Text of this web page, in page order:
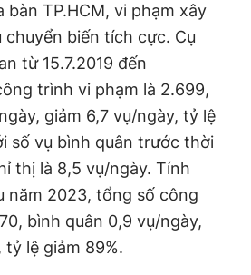
Bạn cần biết
Liên hệ quảng cáo
điện thoại
bàn TP.HCM, vi phạm xây
chuyển biến tích cực. Cụ
từ 15.7.2019 đến
trình vi phạm là 2.699,
giảm 6,7 vụ/ngày, tỷ lệ
số vụ bình quân trước thời
thị là 8,5 vụ/ngày. Tính
năm 2023, tổng số công
bình quân 0,9 vụ/ngày,
tỷ lệ giảm 89%.